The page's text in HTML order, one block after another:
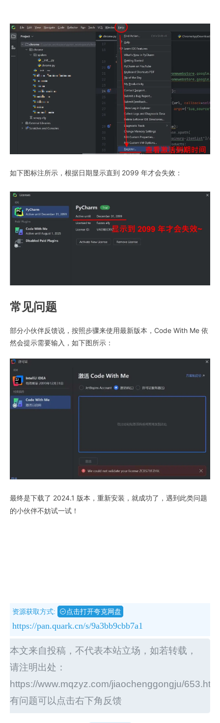
如下图标注所示，根据日期显示直到 2099 年才会失效：
常见问题
部分小伙伴反馈说，按照步骤来使用最新版本，Code With Me 依
然会提示需要输入，如下图所示：
最终是下载了 2024.1 版本，重新安装，就成功了，遇到此类问题
的小伙伴不妨试一试！
资源获取方式: 点击打开夸克网盘
https://pan.quark.cn/s/9a3bb9cbb7a1
本文来自投稿，不代表本站立场，如若转载，
请注明出处：
https://www.mqzyz.com/jiaochenggongju/653.html
有问题可以点击右下角反馈